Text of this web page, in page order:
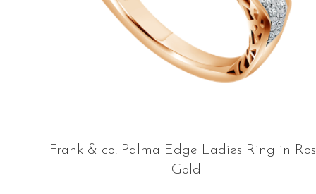
Frank & co. Palma Edge Ladies Ring in
Gold